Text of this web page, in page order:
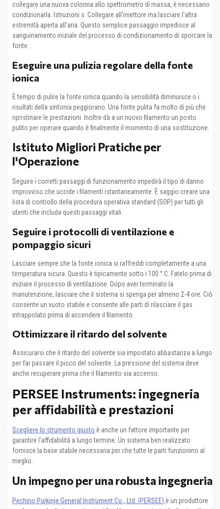
collegare una nuova colonna allo spettrometro di massa, è necessario
condizionarla. Istruzioni s. Collegare all'iniettore ma lasciare l'altra
estremità aperta all'aria. Questo semplice passaggio impedisce al
sanguinamento iniziale del processo di condizionamento di sporcare la
fonte.
Eseguire una pulizia regolare della fonte
ionica
È tempo di pulire la fonte ionica quando la sensibilità diminuisce o i
risultati della sintonia peggiorano. Una fonte pulita fa molto di più che
ripristinare le prestazioni. Inoltre dà a un nuovo filamento un posto
pulito per operare quando è finalmente il momento di una sostituzione.
Istituto Migliori Pratiche per
l'Operazione
Seguire i corretti passaggi di funzionamento impedirà il tipo di danno
improvviso che uccide i filamenti istantaneamente. È saggio creare una
lista di controllo della procedura operativa standard (SOP) per tutti gli
utenti che includa questi passaggi vitali.
Seguire i protocolli di ventilazione e
pompaggio sicuri
Lasciare sempre che la fonte ionica si raffreddi completamente a una
temperatura sicura. Questo è tipicamente sotto i 100 ° C. Fatelo prima di
iniziare il processo di ventilazione. Dopo aver terminato la
manutenzione, lasciare che il sistema si spenga per almeno 2-4 ore. Ciò
consente un vuoto stabile e consente alle parti di rilasciare il gas
intrappolato prima di accendere il filamento.
Ottimizzare il ritardo del solvente
Assicurarsi che il ritardo del solvente sia impostato abbastanza a lungo
per far passare il picco del solvente. La pressione del sistema deve
anche recuperare prima che il filamento sia accenso.
PERSEE Instruments: ingegneria
per affidabilità e prestazioni
Scegliere lo strumento giusto è anche un fattore importante per
garantire l'affidabilità a lungo termine. Un sistema ben realizzato
fornisce la base stabile necessaria per che tutte le parti funzionino al
meglio.
Un impegno per una robusta ingegneria
Pechino Purkinje General Instrument Co., Ltd. (PERSEE) è un produttore